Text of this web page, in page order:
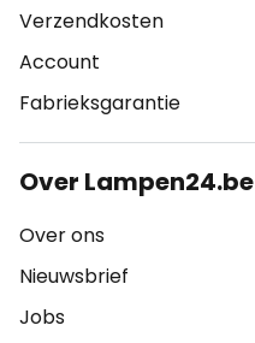
Verzendkosten
Account
Fabrieksgarantie
Over Lampen24.be
Over ons
Nieuwsbrief
Jobs